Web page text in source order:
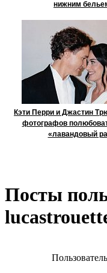
нижним
Кэти Перри и Джастин
фотографов
«лавандовый
Посты